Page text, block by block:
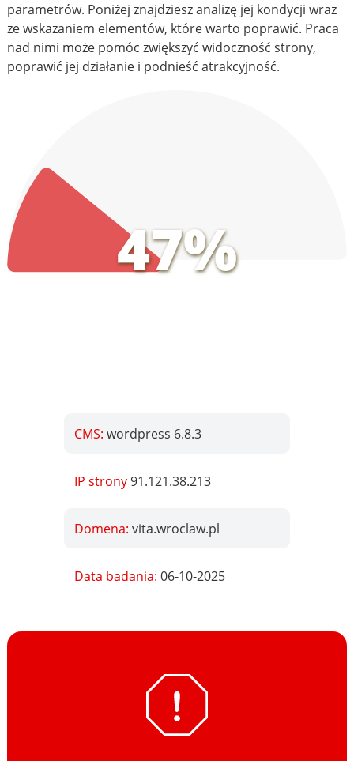
parametrów. Poniżej znajdziesz analizę jej kondycji wraz
ze wskazaniem elementów, które warto poprawić. Praca
nad nimi może pomóc zwiększyć widoczność strony,
poprawić jej działanie i podnieść atrakcyjność.
47%
CMS:wordpress 6.8.3
IP strony91.121.38.213
Domena:vita.wroclaw.pl
Data badania:06-10-2025